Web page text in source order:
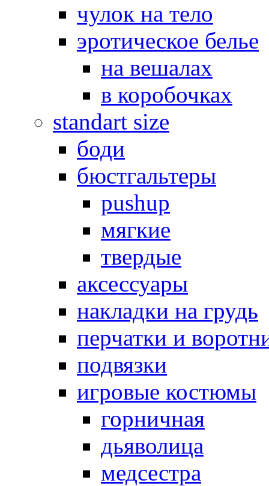
чулок на тело
эротическое белье
на вешалах
в коробочках
standart size
боди
бюстгальтеры
pushup
мягкие
твердые
аксессуары
накладки на грудь
перчатки и
подвязки
игровые костюмы
горничная
дьяволица
медсестра